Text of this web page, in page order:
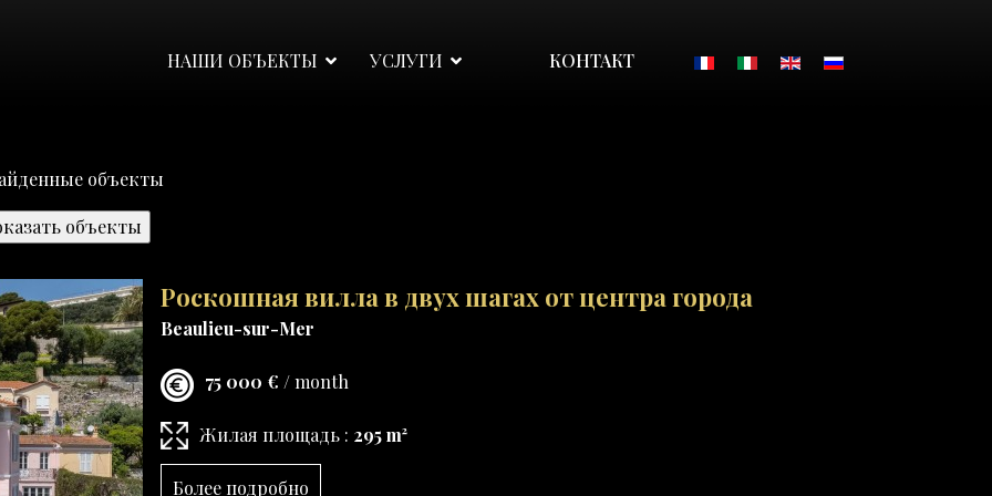
Выберите язык
КОНТАКТ
НАШИ ОБЪЕКТЫ УСЛУГИ
объекты
Роскошная вилла в двух шагах от центра города
Beaulieu-sur-Mer
75 000 € / month
Жилая площадь : 295 m²
Более подробно